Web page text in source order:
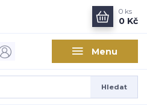
Menu
Hledat
0 ks
0 Kč